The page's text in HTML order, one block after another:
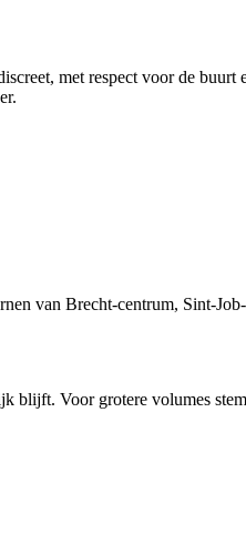
met respect voor de buurt
van Brecht-centrum, Sint-
blijft. Voor grotere volumes